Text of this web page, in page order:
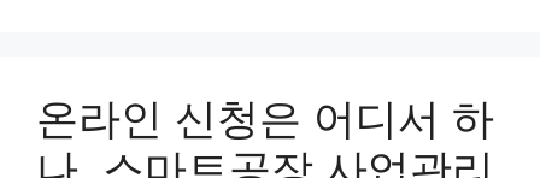
온라인 신청은 어디서 하